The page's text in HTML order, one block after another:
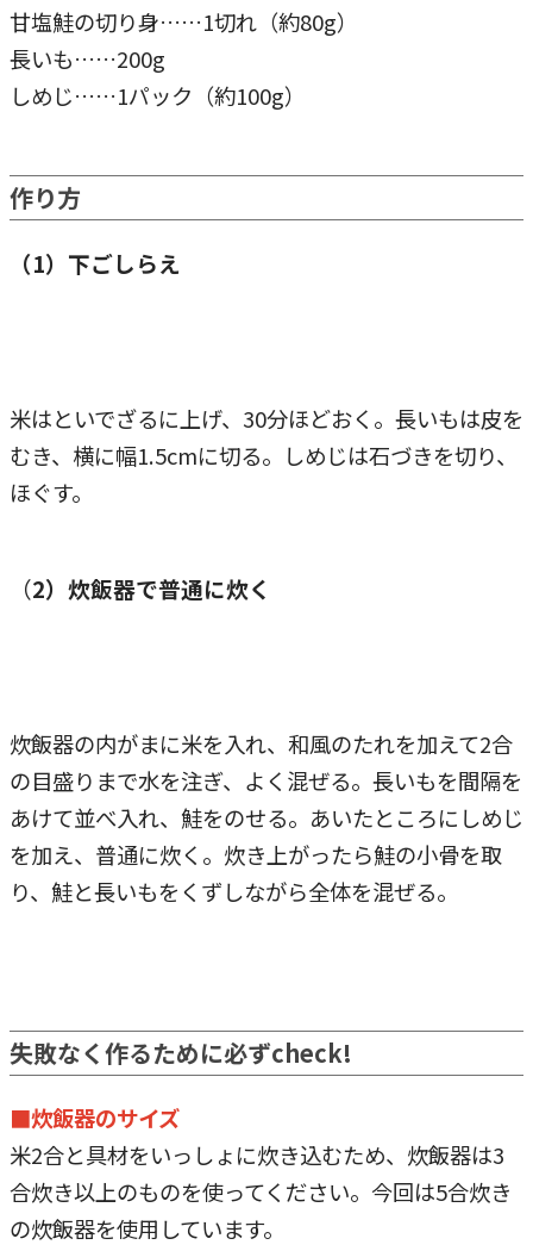
甘塩鮭の切り身……1切れ（約80g）
長いも……200g
しめじ……1パック（約100g）
作り方
（1）下ごしらえ
米はといでざるに上げ、30分ほどおく。長いもは皮を
むき、横に幅1.5cmに切る。しめじは石づきを切り、
ほぐす。
（2）炊飯器で普通に炊く
炊飯器の内がまに米を入れ、和風のたれを加えて2合
の目盛りまで水を注ぎ、よく混ぜる。長いもを間隔を
あけて並べ入れ、鮭をのせる。あいたところにしめじ
を加え、普通に炊く。炊き上がったら鮭の小骨を取
り、鮭と長いもをくずしながら全体を混ぜる。
失敗なく作るために必ずcheck!
■炊飯器のサイズ
米2合と具材をいっしょに炊き込むため、炊飯器は3
合炊き以上のものを使ってください。今回は5合炊き
の炊飯器を使用しています。